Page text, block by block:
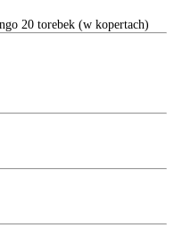
20 torebek (w kopertach)